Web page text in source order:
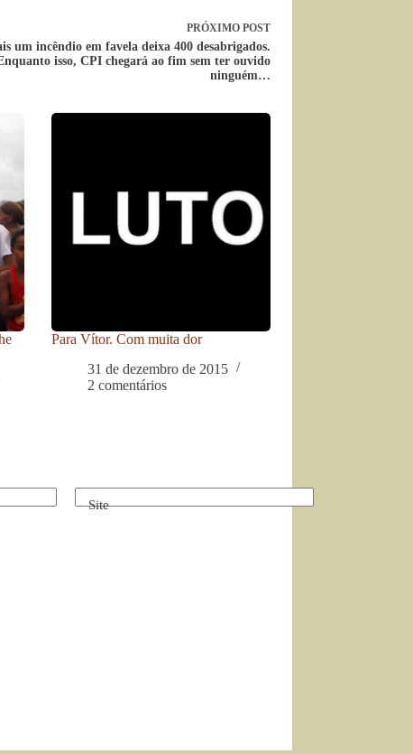
PRÓXIMO POST
um incêndio em favela deixa 400 desabrigados.
isso, CPI chegará ao fim sem ter ouvido
ninguém…
Para Vítor. Com muita dor
31 de dezembro de 2015
2 comentários
Site